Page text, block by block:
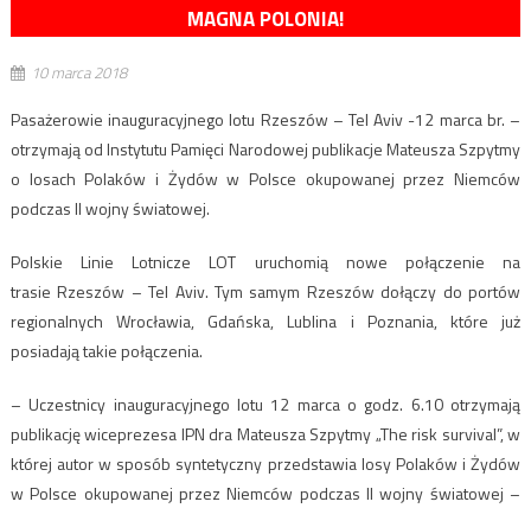
MAGNA POLONIA!
10 marca 2018
Pasażerowie inauguracyjnego lotu Rzeszów – Tel Aviv -12 marca br. –
otrzymają od Instytutu Pamięci Narodowej publikacje Mateusza Szpytmy
o losach Polaków i Żydów w Polsce okupowanej przez Niemców
podczas II wojny światowej.
Polskie Linie Lotnicze LOT uruchomią nowe połączenie na
trasie Rzeszów – Tel Aviv. Tym samym Rzeszów dołączy do portów
regionalnych Wrocławia, Gdańska, Lublina i Poznania, które już
posiadają takie połączenia.
– Uczestnicy inauguracyjnego lotu 12 marca o godz. 6.10 otrzymają
publikację wiceprezesa IPN dra Mateusza Szpytmy „The risk survival”, w
której autor w sposób syntetyczny przedstawia losy Polaków i Żydów
w Polsce okupowanej przez Niemców podczas II wojny światowej –